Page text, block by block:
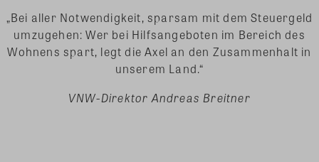
„Bei aller Notwendigkeit, sparsam mit dem Steuergeld
umzugehen: Wer bei Hilfsangeboten im Bereich des
Wohnens spart, legt die Axel an den Zusammenhalt in
unserem Land.“
VNW-Direktor Andreas Breitner